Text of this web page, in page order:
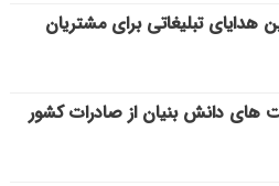
هدایای تبلیغاتی برای مشتریان
های دانش بنیان از صادرات کشور